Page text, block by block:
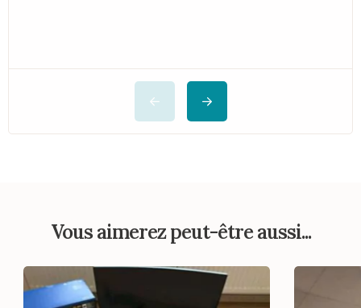
Vous aimerez peut-être aussi...